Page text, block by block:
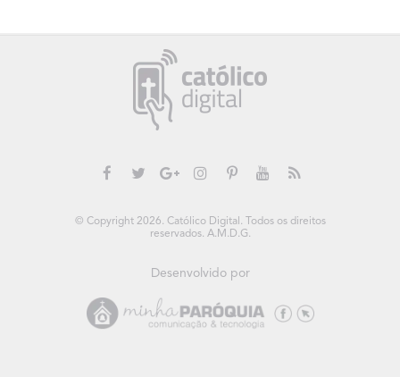
© Copyright 2026. Católico Digital. Todos os direitos
reservados. A.M.D.G.
Desenvolvido por